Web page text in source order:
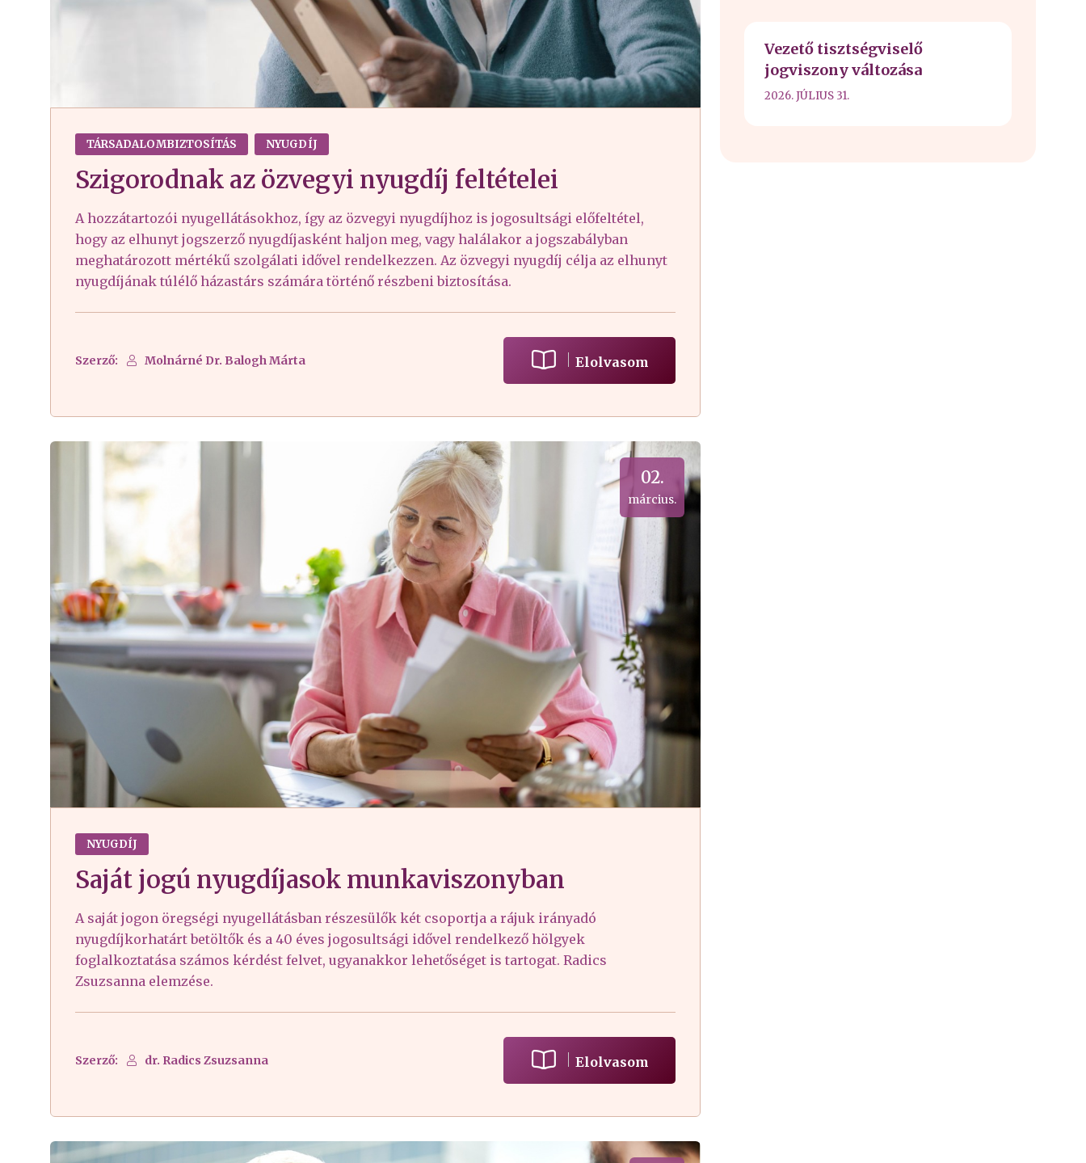
TÁRSADALOMBIZTOSÍTÁS NYUGDÍJ
Szigorodnak az özvegyi nyugdíj feltételei
A hozzátartozói nyugellátásokhoz, így az özvegyi nyugdíjhoz is jogosultsági előfeltétel,
hogy az elhunyt jogszerző nyugdíjasként haljon meg, vagy halálakor a jogszabályban
meghatározott mértékű szolgálati idővel rendelkezzen. Az özvegyi nyugdíj célja az elhunyt
nyugdíjának túlélő házastárs számára történő részbeni biztosítása.
Szerző: Molnárné Dr. Balogh Márta Elolvasom
02.
március.
NYUGDÍJ
Saját jogú nyugdíjasok munkaviszonyban
A saját jogon öregségi nyugellátásban részesülők két csoportja a rájuk irányadó
nyugdíjkorhatárt betöltők és a 40 éves jogosultsági idővel rendelkező hölgyek
foglalkoztatása számos kérdést felvet, ugyanakkor lehetőséget is tartogat. Radics
Zsuzsanna elemzése.
Szerző: dr. Radics Zsuzsanna Elolvasom
Vezető tisztségviselő
jogviszony változása
2026. JÚLIUS 31.